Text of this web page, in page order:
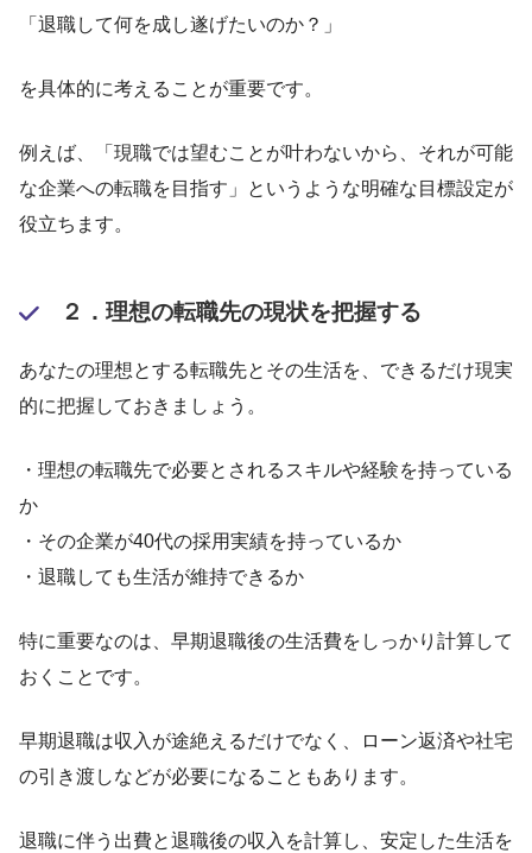
「退職して何を成し遂げたいのか？」
を具体的に考えることが重要です。
例えば、「現職では望むことが叶わないから、それが可能
な企業への転職を目指す」というような明確な目標設定が
役立ちます。
２．理想の転職先の現状を把握する
あなたの理想とする転職先とその生活を、できるだけ現実
的に把握しておきましょう。
・理想の転職先で必要とされるスキルや経験を持っている
か
・その企業が40代の採用実績を持っているか
・退職しても生活が維持できるか
特に重要なのは、早期退職後の生活費をしっかり計算して
おくことです。
早期退職は収入が途絶えるだけでなく、ローン返済や社宅
の引き渡しなどが必要になることもあります。
退職に伴う出費と退職後の収入を計算し、安定した生活を